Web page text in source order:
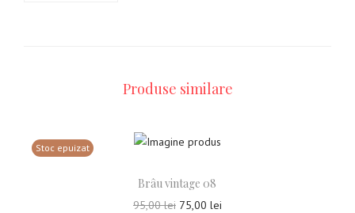
Produse similare
Stoc epuizat
Brâu vintage 08
95,00lei 75,00 lei